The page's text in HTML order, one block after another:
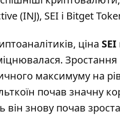
(INJ), SEI і Bitget
, ціна SEI
максимуму на
почав значну
він знову почав